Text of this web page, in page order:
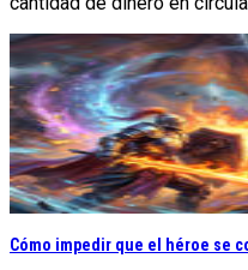
Cómo impedir que el héroe se